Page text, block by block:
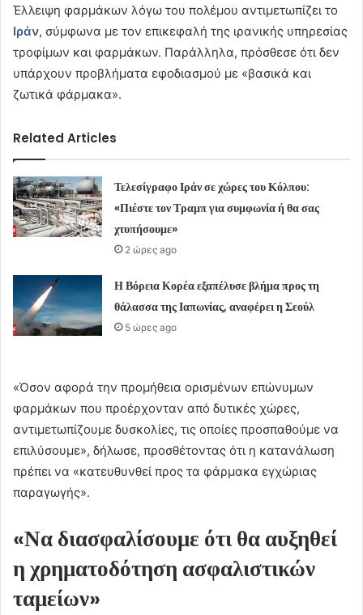
Έλλειψη φαρμάκων λόγω του πολέμου αντιμετωπίζει το
Ιράν, σύμφωνα με τον επικεφαλή της ιρανικής υπηρεσίας
τροφίμων και φαρμάκων. Παράλληλα, πρόσθεσε ότι δεν
υπάρχουν προβλήματα εφοδιασμού με «βασικά και
ζωτικά φάρμακα».
Related Articles
Τελεσίγραφο Ιράν σε χώρες του Κόλπου:
«Πιέστε τον Τραμπ για συμφωνία ή θα σας
χτυπήσουμε»
2 ώρες ago
Η Βόρεια Κορέα εξαπέλυσε βλήμα προς τη
θάλασσα της Ιαπωνίας, αναφέρει η Σεούλ
5 ώρες ago
«Όσον αφορά την προμήθεια ορισμένων επώνυμων
φαρμάκων που προέρχονταν από δυτικές χώρες,
αντιμετωπίζουμε δυσκολίες, τις οποίες προσπαθούμε να
επιλύσουμε», δήλωσε, προσθέτοντας ότι η κατανάλωση
πρέπει να «κατευθυνθεί προς τα φάρμακα εγχώριας
παραγωγής».
«Να διασφαλίσουμε ότι θα αυξηθεί
η χρηματοδότηση ασφαλιστικών
ταμείων»